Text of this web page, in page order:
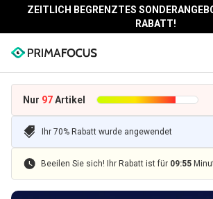
ZEITLICH BEGRENZTES
RABATT!
Nur 97Artikel
Ihr 70% Rabatt wurde angewendet
Beeilen Sie sich! Ihr Rabatt ist für 09:55